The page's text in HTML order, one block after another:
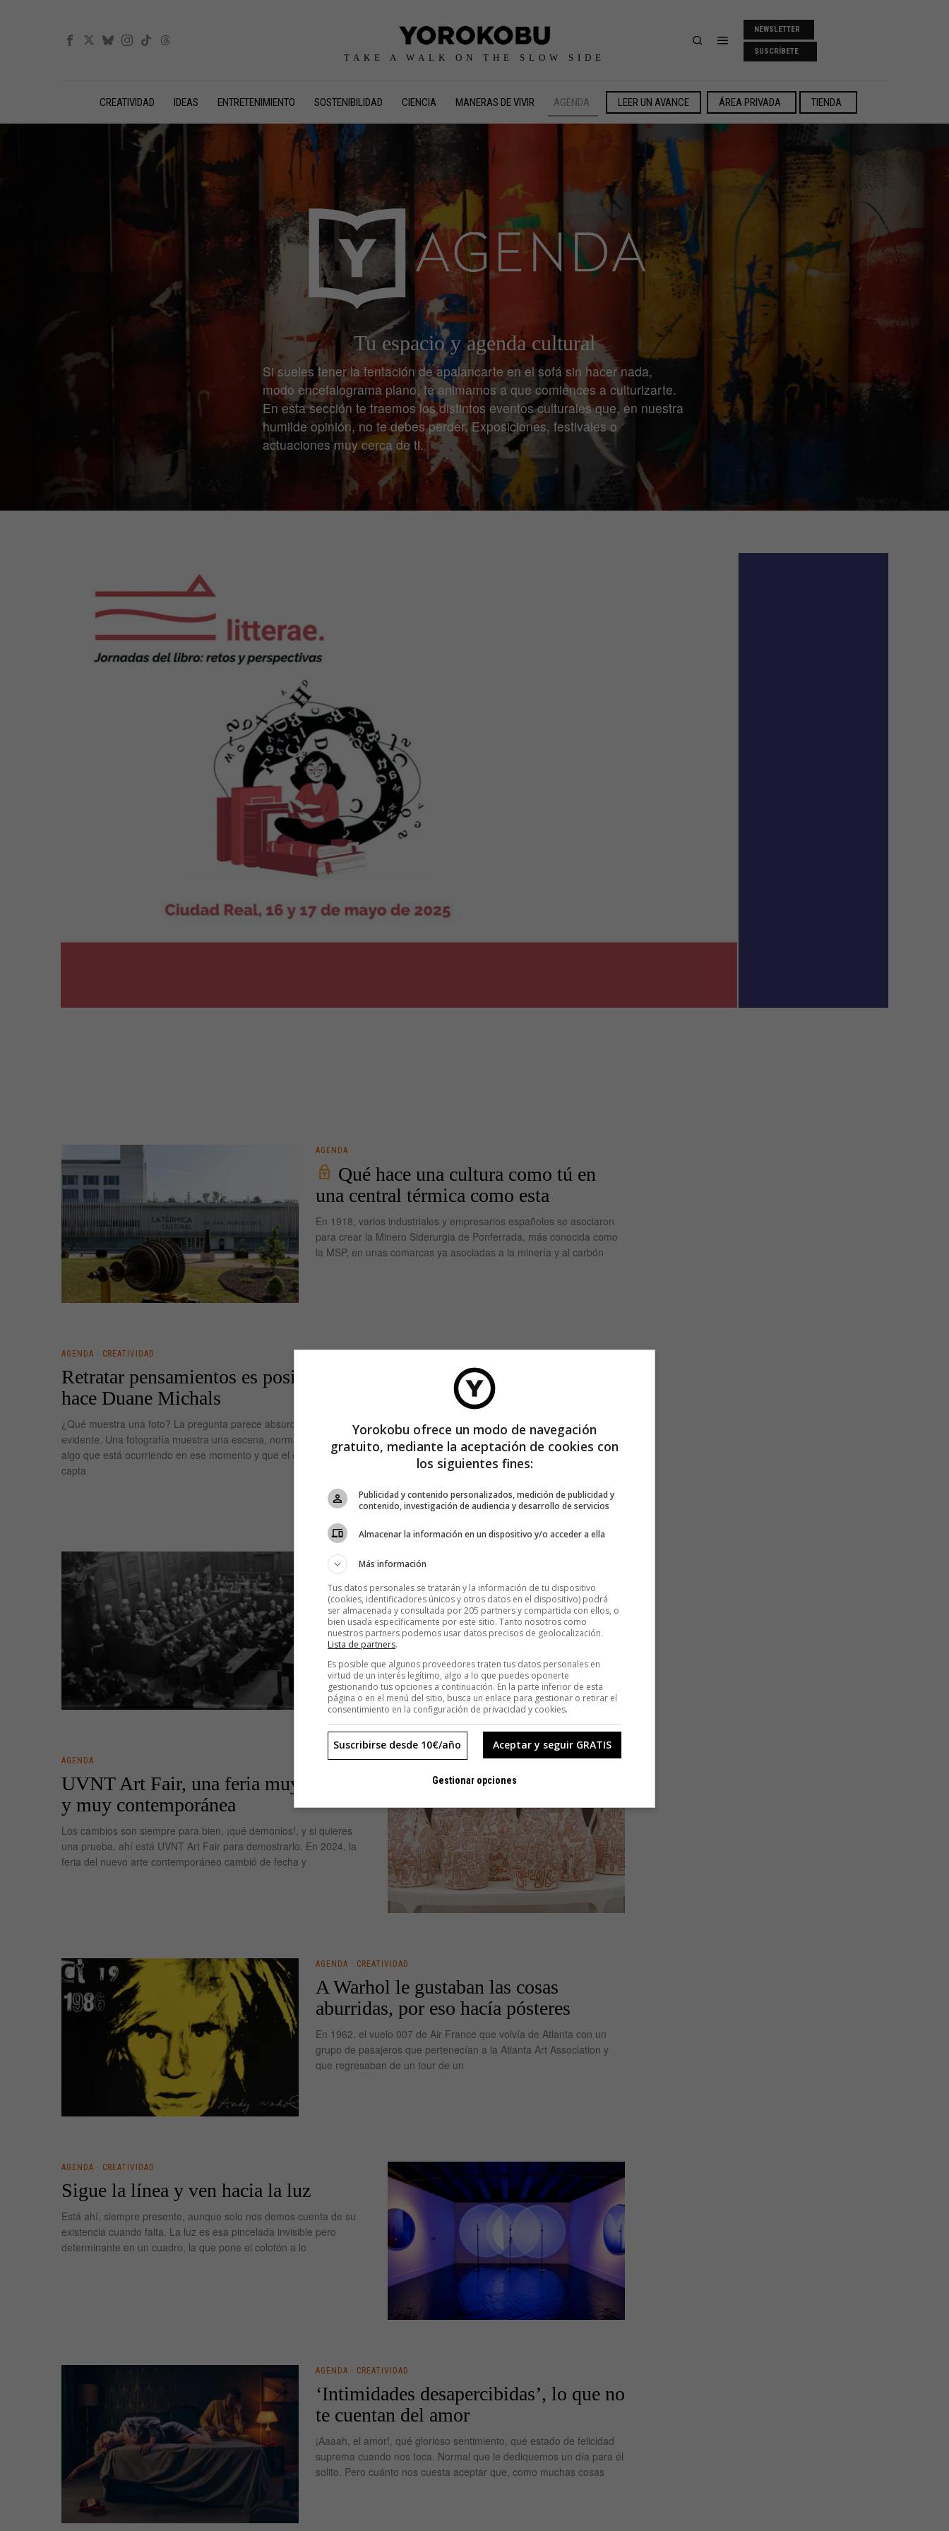
TAKE A WALK ON THE SLOW SIDE
NEWSLETTER
SUSCRÍBETE
CREATIVIDAD IDEAS ENTRETENIMIENTO SOSTENIBILIDAD CIENCIA MANERAS DE VIVIR AGENDA LEER UN AVANCE ÁREA PRIVADA TIENDA
Tu espacio y agenda cultural
Si sueles tener la tentación de apalancarte en el sofá sin hacer nada,
modo encefalograma plano, te animamos a que comiences a culturizarte.
En esta sección te traemos los distintos eventos culturales que, en nuestra
humilde opinión, no te debes perder. Exposiciones, festivales o
actuaciones muy cerca de ti.
AGENDA
Qué hace una cultura como tú en
una central térmica como esta
En 1918, varios industriales y empresarios españoles se asociaron
para crear la Minero Siderurgia de Ponferrada, más conocida como
la MSP, en unas comarcas ya asociadas a la minería y al carbón
AGENDA · CREATIVIDAD
Retratar pensamientos es posible, lo
hace Duane Michals
¿Qué muestra una foto? La pregunta parece absurda por lo
evidente. Una fotografía muestra una escena, normalmente real,
algo que está ocurriendo en ese momento y que el ojo del fotógrafo
capta
AGENDA
Los profesionales invisibles que
derribaron la torre de Babel de
Núremberg
Los traductores han existido históricamente, pero la profesión de
intérprete es mucho más reciente. Su origen se sitúa en la segunda
mitad del siglo XX, concretamente en la celebración de los juicios
AGENDA
UVNT Art Fair, una feria muy de arte
y muy contemporánea
Los cambios son siempre para bien, ¡qué demonios!, y si quieres
una prueba, ahí está UVNT Art Fair para demostrarlo. En 2024, la
feria del nuevo arte contemporáneo cambió de fecha y
AGENDA · CREATIVIDAD
A Warhol le gustaban las cosas
aburridas, por eso hacía pósteres
En 1962, el vuelo 007 de Air France que volvía de Atlanta con un
grupo de pasajeros que pertenecían a la Atlanta Art Association y
que regresaban de un tour de un
AGENDA · CREATIVIDAD
Sigue la línea y ven hacia la luz
Está ahí, siempre presente, aunque solo nos demos cuenta de su
existencia cuando falta. La luz es esa pincelada invisible pero
determinante en un cuadro, la que pone el colofón a lo
AGENDA · CREATIVIDAD
‘Intimidades desapercibidas’, lo que no
te cuentan del amor
¡Aaaah, el amor!, qué glorioso sentimiento, qué estado de felicidad
suprema cuando nos toca. Normal que le dediquemos un día para él
solito. Pero cuánto nos cuesta aceptar que, como muchas cosas
Yorokobu ofrece un modo de navegación
gratuito, mediante la aceptación de cookies con
los siguientes fines:
Publicidad y contenido personalizados, medición de publicidad y
contenido, investigación de audiencia y desarrollo de servicios
Almacenar la información en un dispositivo y/o acceder a ella
Más información
Tus datos personales se tratarán y la información de tu dispositivo
(cookies, identificadores únicos y otros datos en el dispositivo) podrá
ser almacenada y consultada por 205 partners y compartida con ellos, o
bien usada específicamente por este sitio. Tanto nosotros como
nuestros partners podemos usar datos precisos de geolocalización.
Lista de partners.
Es posible que algunos proveedores traten tus datos personales en
virtud de un interés legítimo, algo a lo que puedes oponerte
gestionando tus opciones a continuación. En la parte inferior de esta
página o en el menú del sitio, busca un enlace para gestionar o retirar el
consentimiento en la configuración de privacidad y cookies.
Aceptar y seguir GRATIS
Suscribirse desde 10€/año
Gestionar opciones